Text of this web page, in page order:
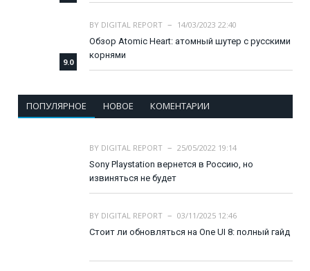
9.0
BY DIGITAL REPORT
14/03/2023 22:40
Обзор Atomic Heart: атомный шутер с русскими
корнями
ПОПУЛЯРНОЕ НОВОЕ КОМЕНТАРИИ
BY DIGITAL REPORT
25/05/2022 19:14
Sony Playstation вернется в Россию, но
извиняться не будет
BY DIGITAL REPORT
03/11/2025 12:46
Стоит ли обновляться на One UI 8: полный гайд